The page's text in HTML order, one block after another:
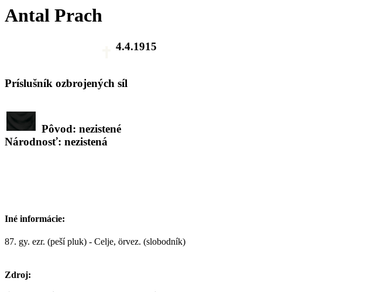
Antal Prach
4.4.1915
Príslušník ozbrojených síl
Pôvod: nezistené
Národnosť: nezistená
Iné informácie:
87. gy. ezr. (peší pluk) - Celje, örvez. (slobodník)
Zdroj: